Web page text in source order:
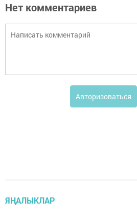
Нет комментариев
Авторизоваться
ЯҢАЛЫКЛАР